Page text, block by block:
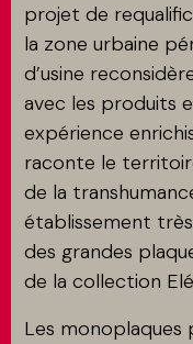
ESPACE
projet de
la zone urbaine
d’usine
avec les produits
expérience
raconte le
de la
établissement
des grandes
de la collection
Les monoplaques